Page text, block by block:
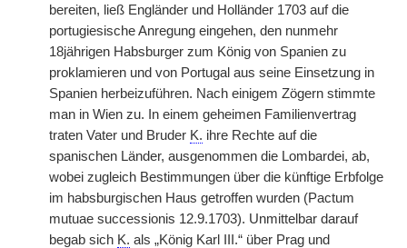
bereiten, ließ Engländer und Holländer 1703 auf die
portugiesische Anregung eingehen, den nunmehr
18jährigen Habsburger zum König von Spanien zu
proklamieren und von Portugal aus seine Einsetzung in
Spanien herbeizuführen. Nach einigem Zögern stimmte
man in Wien zu. In einem geheimen Familienvertrag
traten Vater und Bruder K. ihre Rechte auf die
spanischen Länder, ausgenommen die Lombardei, ab,
wobei zugleich Bestimmungen über die künftige Erbfolge
im habsburgischen Haus getroffen wurden (Pactum
mutuae successionis 12.9.1703). Unmittelbar darauf
begab sich K. als „König Karl III.“ über Prag und